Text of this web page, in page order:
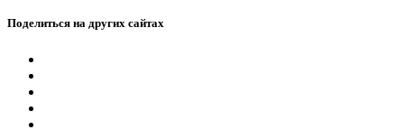
Поделиться на других сайтах